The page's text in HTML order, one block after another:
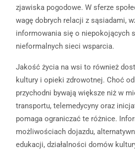
zjawiska pogodowe. W sferze
wagę dobrych relacji z sąsiadami,
informowania się o niepokojących
nieformalnych sieci wsparcia.
Jakość życia na wsi to również
kultury i opieki zdrowotnej. Choć
przychodni bywają większe niż w
transportu, telemedycyny oraz
pomaga ograniczać te różnice.
możliwościach dojazdu,
edukacji, działalności domów